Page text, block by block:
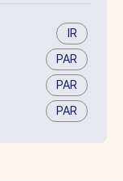
IR
PAR
PAR
PAR